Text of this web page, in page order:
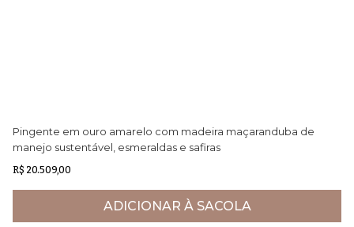
Pingente em ouro amarelo com madeira maçaranduba de
manejo sustentável, esmeraldas e safiras
R$ 20.509,00
ADICIONAR À SACOLA